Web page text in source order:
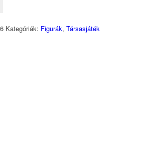
Kategóriák: Figurák, Társasjáték